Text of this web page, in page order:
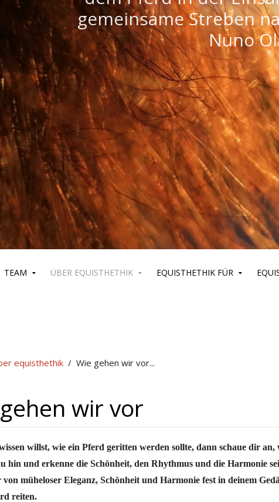
gemeinsame Streben
Nuno
Francois
TEAM ÜBER EQUISTHETHIK EQUISTHETHIK FÜR
equisthethik Wie gehen wir vor...
wir vor
willst, wie ein Pferd geritten werden sollte, dann schaue dir
hin und erkenne die Schönheit, den Rhythmus und die Harmonie
von müheloser Eleganz, Schönheit und Harmonie fest in deinem
reiten.